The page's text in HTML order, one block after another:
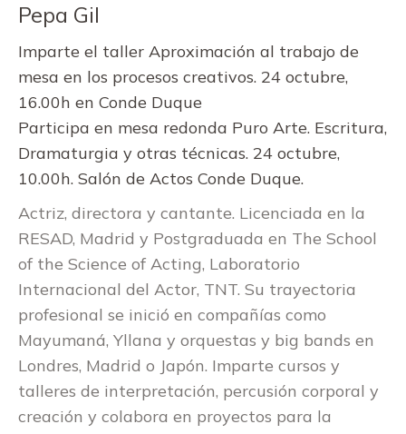
Pepa Gil
Imparte el taller Aproximación al trabajo de
mesa en los procesos creativos. 24 octubre,
16.00h en Conde Duque
Participa en mesa redonda Puro Arte. Escritura,
Dramaturgia y otras técnicas. 24 octubre,
10.00h. Salón de Actos Conde Duque.
Actriz, directora y cantante. Licenciada en la
RESAD, Madrid y Postgraduada en The School
of the Science of Acting, Laboratorio
Internacional del Actor, TNT. Su trayectoria
profesional se inició en compañías como
Mayumaná, Yllana y orquestas y big bands en
Londres, Madrid o Japón. Imparte cursos y
talleres de interpretación, percusión corporal y
creación y colabora en proyectos para la